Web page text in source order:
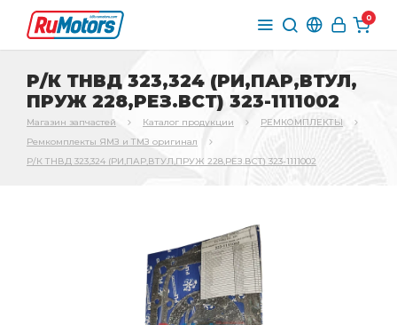
0
Р/К ТНВД 323,324 (РИ,ПАР,ВТУЛ,
ПРУЖ 228,РЕЗ.ВСТ) 323-1111002
Магазин запчастей Каталог продукции
РЕМКОМПЛЕКТЫ
Ремкомплекты ЯМЗ и ТМЗ оригинал
Р/К ТНВД 323,324 (РИ,ПАР,ВТУЛ,ПРУЖ 228,РЕЗ.ВСТ) 323-1111002